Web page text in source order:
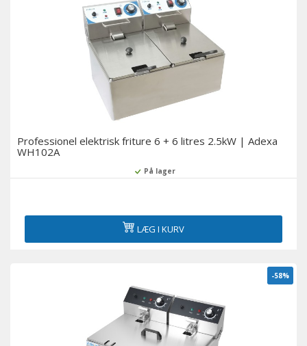
Professionel elektrisk friture 6 + 6 litres 2.5kW | Adexa
WH102A
På lager
LÆG I KURV
-58%